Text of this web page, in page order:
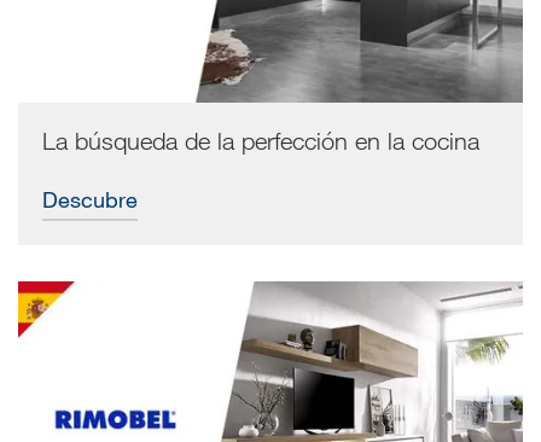
La búsqueda de la perfección en la cocina
Descubre